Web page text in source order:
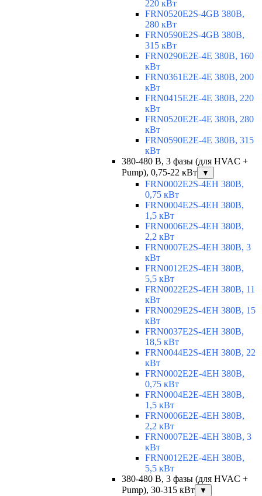
220 кВт
FRN0520E2S-4GB 380В,
280 кВт
FRN0590E2S-4GB 380В,
315 кВт
FRN0290E2E-4E 380В, 160
кВт
FRN0361E2E-4E 380В, 200
кВт
FRN0415E2E-4E 380В, 220
кВт
FRN0520E2E-4E 380В, 280
кВт
FRN0590E2E-4E 380В, 315
кВт
380-480 В, 3 фазы (для HVAC +
Pump), 0,75-22 кВт
▼
FRN0002E2S-4EH 380В,
0,75 кВт
FRN0004E2S-4EH 380В,
1,5 кВт
FRN0006E2S-4EH 380В,
2,2 кВт
FRN0007E2S-4EH 380В, 3
кВт
FRN0012E2S-4EH 380В,
5,5 кВт
FRN0022E2S-4EH 380В, 11
кВт
FRN0029E2S-4EH 380В, 15
кВт
FRN0037E2S-4EH 380В,
18,5 кВт
FRN0044E2S-4EH 380В, 22
кВт
FRN0002E2E-4EH 380В,
0,75 кВт
FRN0004E2E-4EH 380В,
1,5 кВт
FRN0006E2E-4EH 380В,
2,2 кВт
FRN0007E2E-4EH 380В, 3
кВт
FRN0012E2E-4EH 380В,
5,5 кВт
380-480 В, 3 фазы (для HVAC +
Pump), 30-315 кВт
▼